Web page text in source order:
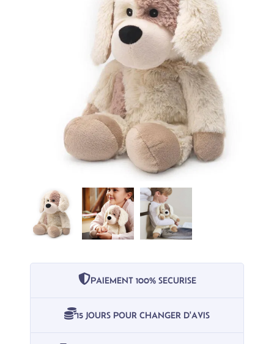
PAIEMENT 100% SECURISE
15 JOURS POUR CHANGER D'AVIS